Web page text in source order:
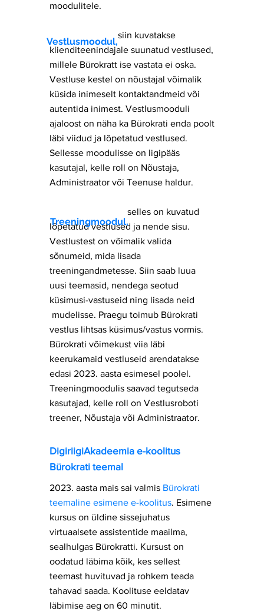
moodulitele.
siin kuvatakse
klienditeenindajale suunatud vestlused,
millele Bürokratt ise vastata ei oska.
Vestluse kestel on nõustajal võimalik
küsida inimeselt kontaktandmeid või
autentida inimest. Vestlusmooduli
ajaloost on näha ka Bürokrati enda poolt
läbi viidud ja lõpetatud vestlused.
Sellesse moodulisse on ligipääs
kasutajal, kelle roll on Nõustaja,
Administraator või Teenuse haldur.
selles on kuvatud
lõpetatud vestlused ja nende sisu.
Vestlustest on võimalik valida
sõnumeid, mida lisada
treeningandmetesse. Siin saab luua
uusi teemasid, nendega seotud
küsimusi-vastuseid ning lisada neid
mudelisse. Praegu toimub Bürokrati
vestlus lihtsas küsimus/vastus vormis.
Bürokrati võimekust viia läbi
keerukamaid vestluseid arendatakse
edasi 2023. aasta esimesel poolel.
Treeningmoodulis saavad tegutseda
kasutajad, kelle roll on Vestlusroboti
treener, Nõustaja või Administraator.
Vestlusmoodul,
Treeningmoodul,
DigiriigiAkadeemia e-koolitus
Bürokrati teemal
2023. aasta mais sai valmis Bürokrati
teemaline esimene e-koolitus. Esimene
kursus on üldine sissejuhatus
virtuaalsete assistentide maailma,
sealhulgas Bürokratti. Kursust on
oodatud läbima kõik, kes sellest
teemast huvituvad ja rohkem teada
tahavad saada. Koolituse eeldatav
läbimise aeg on 60 minutit.